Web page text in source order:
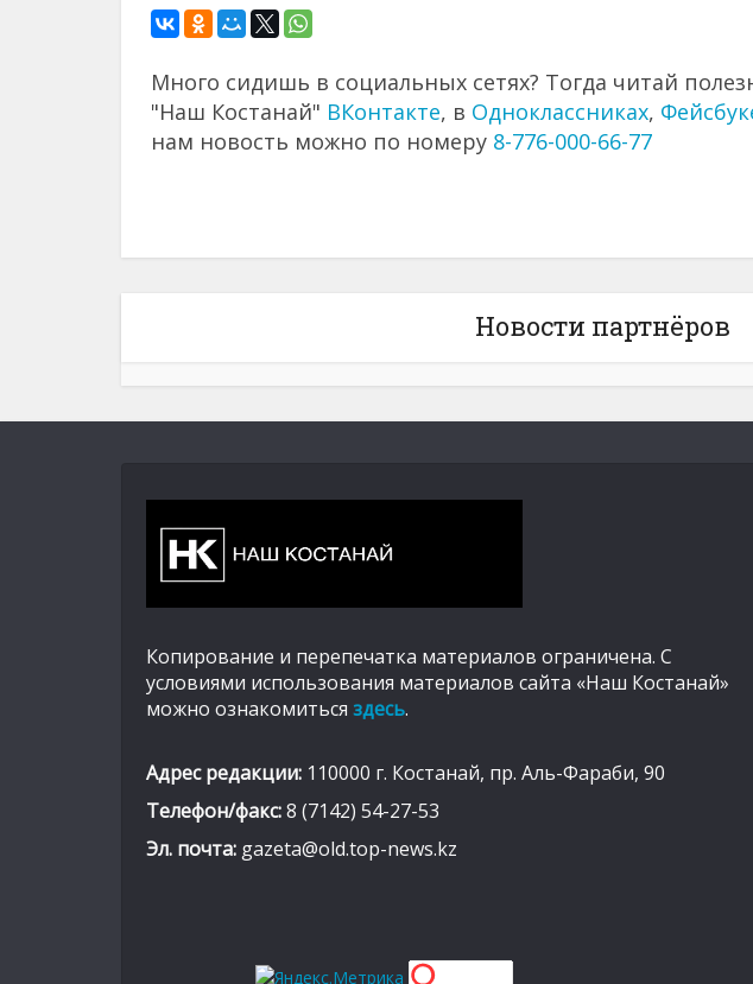
Много сидишь в социальных сетях? Тогда читай
"Наш Костанай" ВКонтакте, в Одноклассниках,
нам новость можно по номеру 8-776-000-66-77
Новости партнёров
Копирование и перепечатка материалов ограничена. С
условиями использования материалов сайта «Наш Костанай»
можно ознакомиться здесь.
Адрес редакции: 110000 г. Костанай, пр. Аль-Фараби, 90
Телефон/факс:8 (7142) 54-27-53
Эл. почта: gazeta@old.top-news.kz